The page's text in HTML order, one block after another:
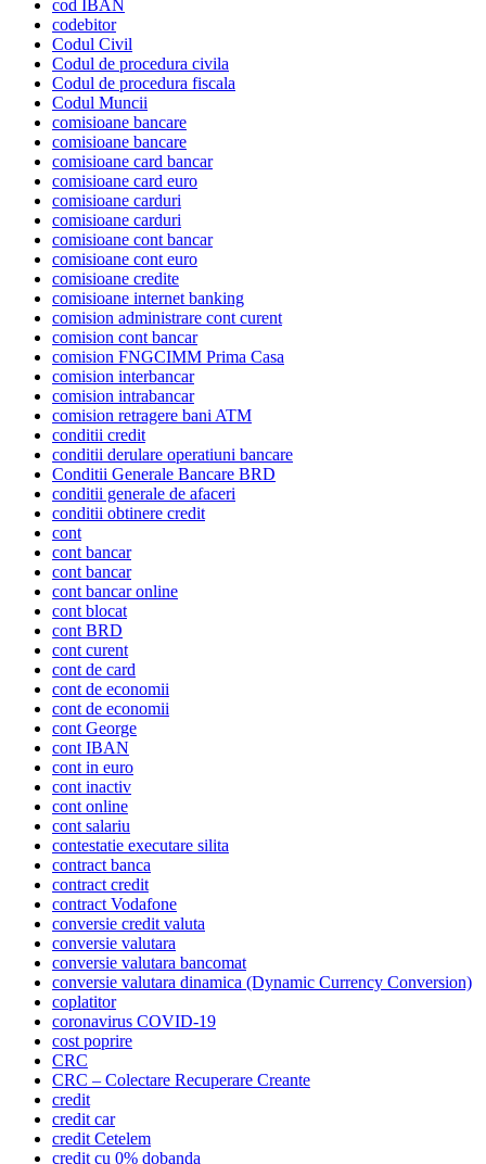
cod IBAN
codebitor
Codul Civil
Codul de procedura civila
Codul de procedura fiscala
Codul Muncii
comisioane bancare
comisioane bancare
comisioane card bancar
comisioane card euro
comisioane carduri
comisioane carduri
comisioane cont bancar
comisioane cont euro
comisioane credite
comisioane internet banking
comision administrare cont curent
comision cont bancar
comision FNGCIMM Prima Casa
comision interbancar
comision intrabancar
comision retragere bani ATM
conditii credit
conditii derulare operatiuni bancare
Conditii Generale Bancare BRD
conditii generale de afaceri
conditii obtinere credit
cont
cont bancar
cont bancar
cont bancar online
cont blocat
cont BRD
cont curent
cont de card
cont de economii
cont de economii
cont George
cont IBAN
cont in euro
cont inactiv
cont online
cont salariu
contestatie executare silita
contract banca
contract credit
contract Vodafone
conversie credit valuta
conversie valutara
conversie valutara bancomat
conversie valutara dinamica (Dynamic Currency Conversion)
coplatitor
coronavirus COVID-19
cost poprire
CRC
CRC – Colectare Recuperare Creante
credit
credit car
credit Cetelem
credit cu 0% dobanda